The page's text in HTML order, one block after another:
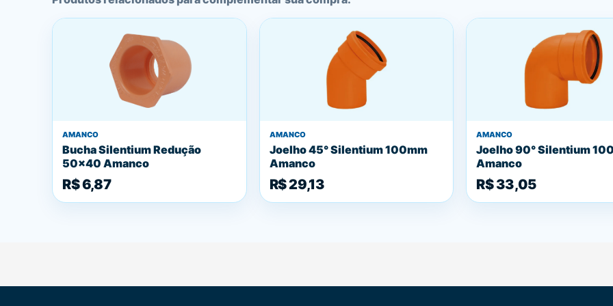
AMANCO
Bucha Silentium Redução
50x40 Amanco
R$ 6,87
AMANCO
Joelho 45° Silentium 100mm
Amanco
R$ 29,13
AMANCO
Joelho 90° Silentium
Amanco
R$ 33,05